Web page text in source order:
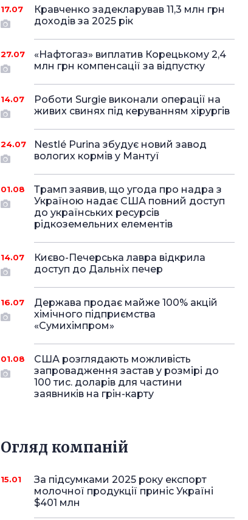
17.07
Кравченко задекларував 11,3 млн грн
доходів за 2025 рік
27.07
«Нафтогаз» виплатив Корецькому 2,4
млн грн компенсації за відпустку
14.07
Роботи Surgie виконали операції на
живих свинях під керуванням хірургів
24.07
Nestlé Purina збудує новий завод
вологих кормів у Мантуї
01.08
Трамп заявив, що угода про надра з
Україною надає США повний доступ
до українських ресурсів
рідкоземельних елементів
14.07
Києво-Печерська лавра відкрила
доступ до Дальніх печер
16.07
Держава продає майже 100% акцій
хімічного підприємства
«Сумихімпром»
01.08
США розглядають можливість
запровадження застав у розмірі до
100 тис. доларів для частини
заявників на грін-карту
Огляд компаній
15.01
За підсумками 2025 року експорт
молочної продукції приніс Україні
$401 млн